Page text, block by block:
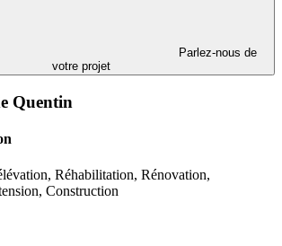
Parlez-nous de
votre projet
Quentin
Réhabilitation, Rénovation,
Construction